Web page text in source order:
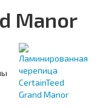
Manor